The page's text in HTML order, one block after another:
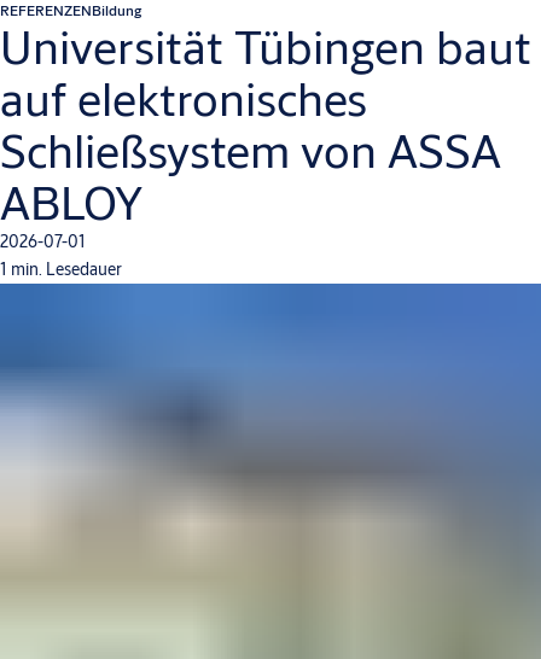
REFERENZENBildung
Universität Tübingen baut
auf elektronisches
Schließsystem von ASSA
ABLOY
2026-07-01
1 min. Lesedauer